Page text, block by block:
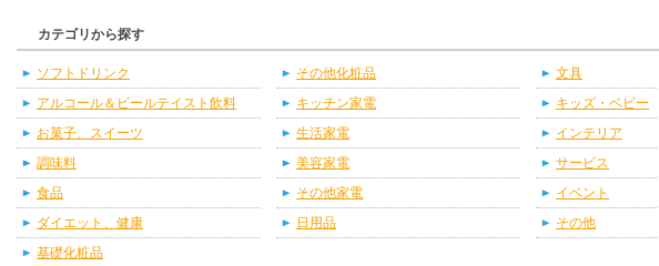
カテゴリから探す
ソフトドリンク
アルコール＆ビールテイスト飲料
お菓子、スイーツ
調味料
食品
ダイエット、健康
基礎化粧品
その他化粧品
キッチン家電
生活家電
美容家電
その他家電
日用品
文具
キッズ・ベビー
インテリア
サービス
イベント
その他